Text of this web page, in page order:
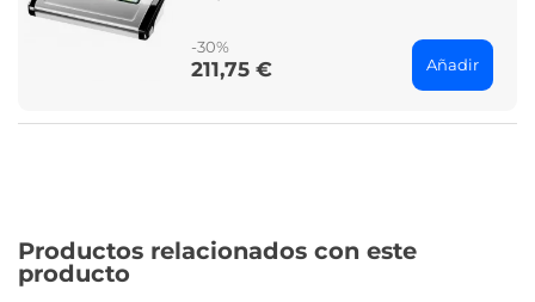
-30%
Price
211,75 € Añadir
Productos relacionados con este
producto